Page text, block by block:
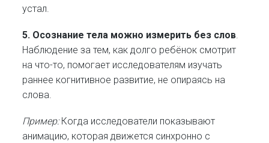
устал.
5. Осознание тела можно измерить без слов.
Наблюдение за тем, как долго ребёнок смотрит
на что-то, помогает исследователям изучать
раннее когнитивное развитие, не опираясь на
слова.
Пример:Когда исследователи показывают
анимацию, которая движется синхронно с